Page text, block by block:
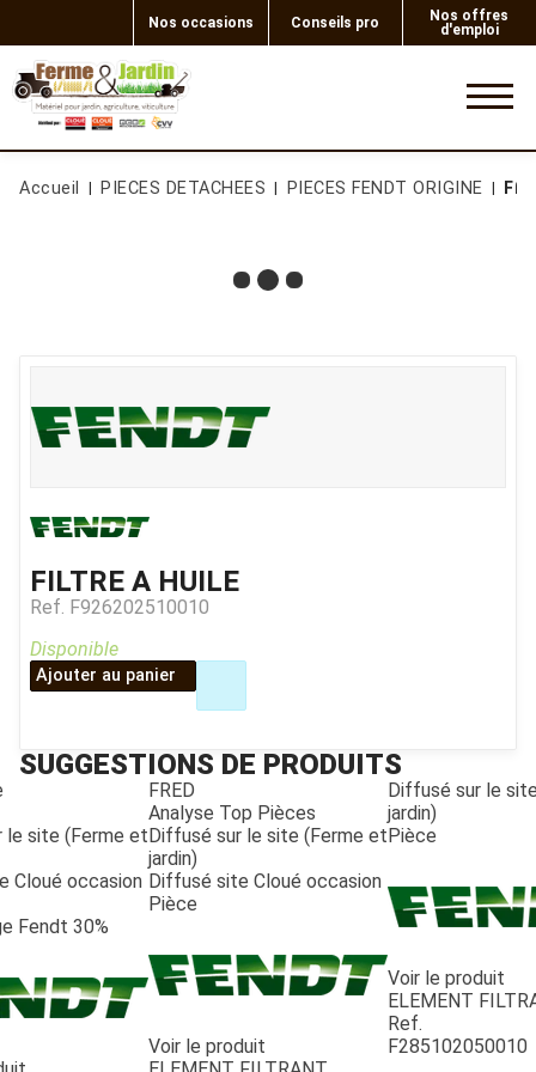
Nos occasions Conseils pro
Nos offres
d'emploi
Accueil PIECES DETACHEES PIECES FENDT ORIGINE
FILTRE A HUILE
Ref. F926202510010
Disponible
Ajouter au panier
SUGGESTIONS DE PRODUITS
le site (Ferme et
Cloué occasion
Fendt 30%
FRED
Analyse Top Pièces
Diffusé sur le site (Ferme et
jardin)
Diffusé site Cloué occasion
Pièce
Voir le produit
Diffusé sur le
jardin)
Pièce
Voir le produit
ELEMENT
Ref.
F285102050010